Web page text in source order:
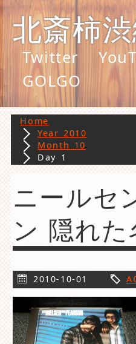
北斎柿
Twitter
GOLGO
Home
Year 2010
Month 10
Day 1
ニールセ
ン 隠れた
2010-10-01